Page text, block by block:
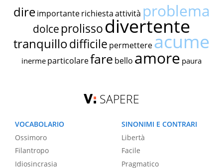
dire importante richiestaattività problema
dolce prolissodivertente
tranquillodifficile permettereacume
inerme particolarefare bello amore paura
SAPERE
VOCABOLARIO
Ossimoro
Filantropo
Idiosincrasia
SINONIMI E CONTRARI
Libertà
Facile
Pragmatico